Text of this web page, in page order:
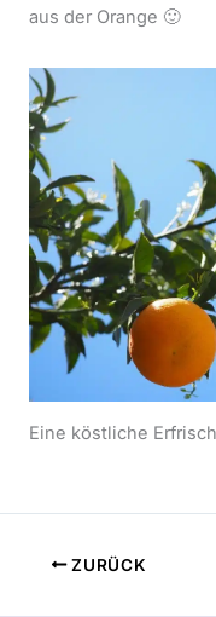
aus der Orange 🙂
Eine köstliche
ZURÜCK